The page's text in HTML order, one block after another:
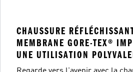
CHAUSSURE
MEMBRANE GORE-TEX®
UNE UTILISATION